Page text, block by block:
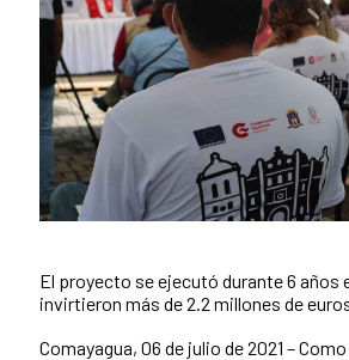
News content
El proyecto se ejecutó durante 6 años
invirtieron más de 2.2 millones de
Comayagua, 06 de julio de 2021 –